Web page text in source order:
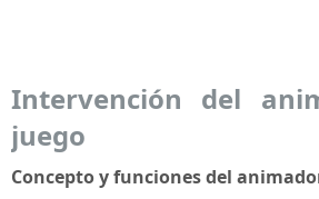
Intervención del
juego
Concepto y funciones del